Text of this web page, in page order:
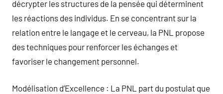
décrypter les structures de la pensée qui déterminent
les réactions des individus. En se concentrant sur la
relation entre le langage et le cerveau, la PNL propose
des techniques pour renforcer les échanges et
favoriser le changement personnel.
Modélisation d’Excellence : La PNL part du postulat que